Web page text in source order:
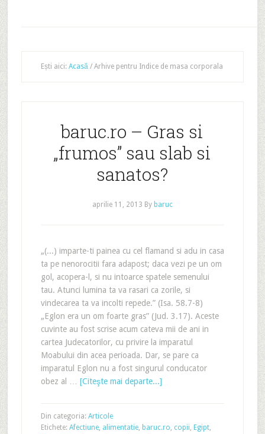
Ești aici: Acasă /Arhive pentru Indice de masa corporala
baruc.ro – Gras si
„frumos” sau slab si
sanatos?
aprilie 11, 2013 By baruc
„(...) imparte-ti painea cu cel flamand si adu in casa
ta pe nenorocitii fara adapost; daca vezi pe un om
gol, acopera-l, si nu intoarce spatele semenului
tau. Atunci lumina ta va rasari ca zorile, si
vindecarea ta va incolti repede.” (Isa. 58.7-8)
„Eglon era un om foarte gras” (Jud. 3.17). Aceste
cuvinte au fost scrise acum cateva mii de ani in
cartea Judecatorilor, cu privire la imparatul
Moabului din acea perioada. Dar, se pare ca
imparatul Eglon nu a fost singurul conducator
obez al … [Citeşte mai departe...]
Din categoria: Articole
Etichete: Afectiune, alimentatie, baruc.ro, copii, Egipt,